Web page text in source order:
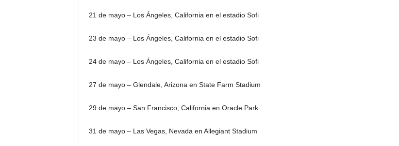
21 de mayo – Los Ángeles, California en el estadio Sofi
23 de mayo – Los Ángeles, California en el estadio Sofi
24 de mayo – Los Ángeles, California en el estadio Sofi
27 de mayo – Glendale, Arizona en State Farm Stadium
29 de mayo – San Francisco, California en Oracle Park
31 de mayo – Las Vegas, Nevada en Allegiant Stadium